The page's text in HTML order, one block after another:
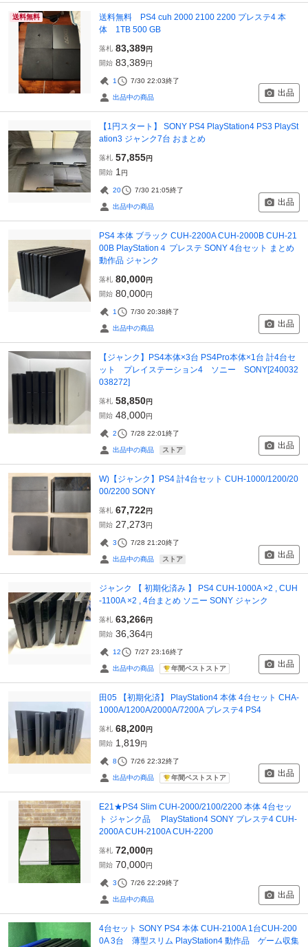
送料無料
送料無料 PS4 cuh 2000 2100 2200 プレステ4 本
体 1TB 500 GB
落札 83,389円
開始 83,389円
1 7/30 22:03終了
出品中の商品 出品
【1円スタート】 SONY PS4 PlayStation4 PS3 PlaySt
ation3 ジャンク7台 おまとめ
落札 57,855円
開始 1 円
20 7/30 21:05終了
出品中の商品 出品
PS4 本体 ブラック CUH-2200A CUH-2000B CUH-21
00B PlayStation４ プレステ SONY 4台セット まとめ
動作品 ジャンク
落札 80,000円
開始 80,000円
1 7/30 20:38終了
出品中の商品 出品
【ジャンク】PS4本体×3台 PS4Pro本体×1台 計4台セ
ット プレイステーション4 ソニー SONY[240032
038272]
落札 58,850円
開始 48,000円
2 7/28 22:01終了
出品中の商品 ストア 出品
W)【ジャンク】PS4 計4台セット CUH-1000/1200/20
00/2200 SONY
落札 67,722円
開始 27,273円
3 7/28 21:20終了
出品中の商品 ストア 出品
ジャンク 【 初期化済み 】 PS4 CUH-1000A ×2 , CUH
-1100A ×2 , 4台まとめ ソニー SONY ジャンク
落札 63,266円
開始 36,364円
12 7/27 23:16終了
出品中の商品 年間ベストストア 出品
田05 【初期化済】 PlayStation4 本体 4台セット CHA-
1000A/1200A/2000A/7200A プレステ4 PS4
落札 68,200円
開始 1,819円
8 7/26 22:32終了
出品中の商品 年間ベストストア 出品
E21★PS4 Slim CUH-2000/2100/2200 本体 4台セッ
ト ジャンク品 PlayStation4 SONY プレステ4 CUH-
2000A CUH-2100A CUH-2200
落札 72,000円
開始 70,000円
3 7/26 22:29終了
出品中の商品 出品
4台セット SONY PS4 本体 CUH-2100A 1台CUH-200
0A 3台 薄型スリム PlayStation4 動作品 ゲーム収集